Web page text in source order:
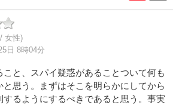
女性)
日 8時04分
こと、スパイ疑惑があることついて何も
思う。まずはそこを明らかにしてから
するようにするべきであると思う。事実